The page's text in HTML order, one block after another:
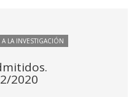
LA INVESTIGACIÓN
2020